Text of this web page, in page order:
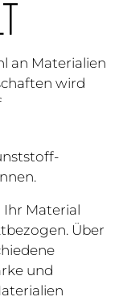
an Materialien
wird
Ihr Material
Über
und